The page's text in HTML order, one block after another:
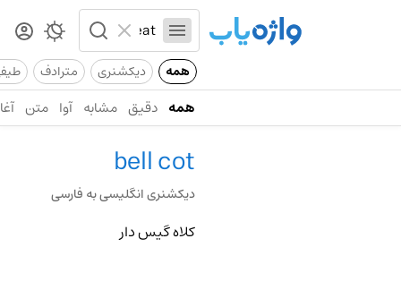
همه دیکشنری مترادف
همه دقیق مشابه آوا متن
bell cot
دیکشنری انگلیسی به فارسی
کلاه گیس دار